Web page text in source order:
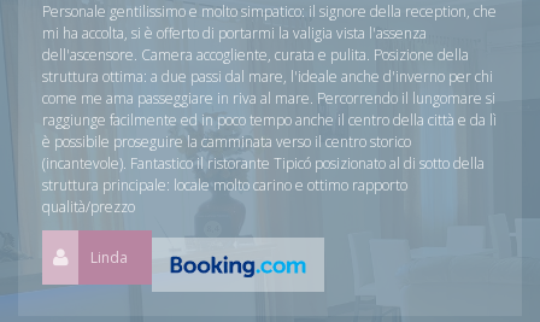
Personale gentilissimo e molto simpatico: il signore della reception, che
mi ha accolta, si è offerto di portarmi la valigia vista l'assenza
dell'ascensore. Camera accogliente, curata e pulita. Posizione della
struttura ottima: a due passi dal mare, l'ideale anche d'inverno per chi
come me ama passeggiare in riva al mare. Percorrendo il lungomare si
raggiunge facilmente ed in poco tempo anche il centro della città e da lì
è possibile proseguire la camminata verso il centro storico
(incantevole). Fantastico il ristorante Tipicó posizionato al di sotto della
struttura principale: locale molto carino e ottimo rapporto
qualità/prezzo
Linda